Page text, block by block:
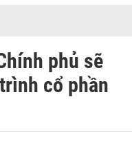
phủ sẽ
cổ phần